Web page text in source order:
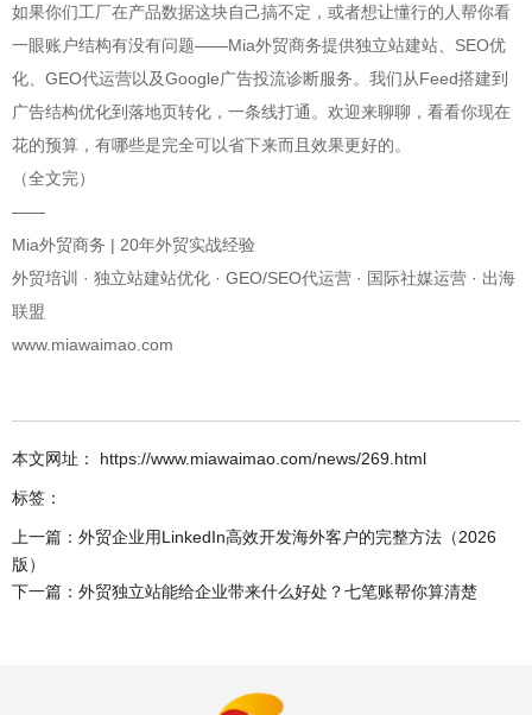
如果你们工厂在产品数据这块自己搞不定，或者想让懂行的人帮你看
一眼账户结构有没有问题——Mia外贸商务提供独立站建站、SEO优
化、GEO代运营以及Google广告投流诊断服务。我们从Feed搭建到
广告结构优化到落地页转化，一条线打通。欢迎来聊聊，看看你现在
花的预算，有哪些是完全可以省下来而且效果更好的。
（全文完）
——
Mia外贸商务 | 20年外贸实战经验
外贸培训 · 独立站建站优化 · GEO/SEO代运营 · 国际社媒运营 · 出海
联盟
www.miawaimao.com
本文网址： https://www.miawaimao.com/news/269.html
标签：
上一篇： 外贸企业用LinkedIn高效开发海外客户的完整方法（2026
版）
下一篇： 外贸独立站能给企业带来什么好处？七笔账帮你算清楚